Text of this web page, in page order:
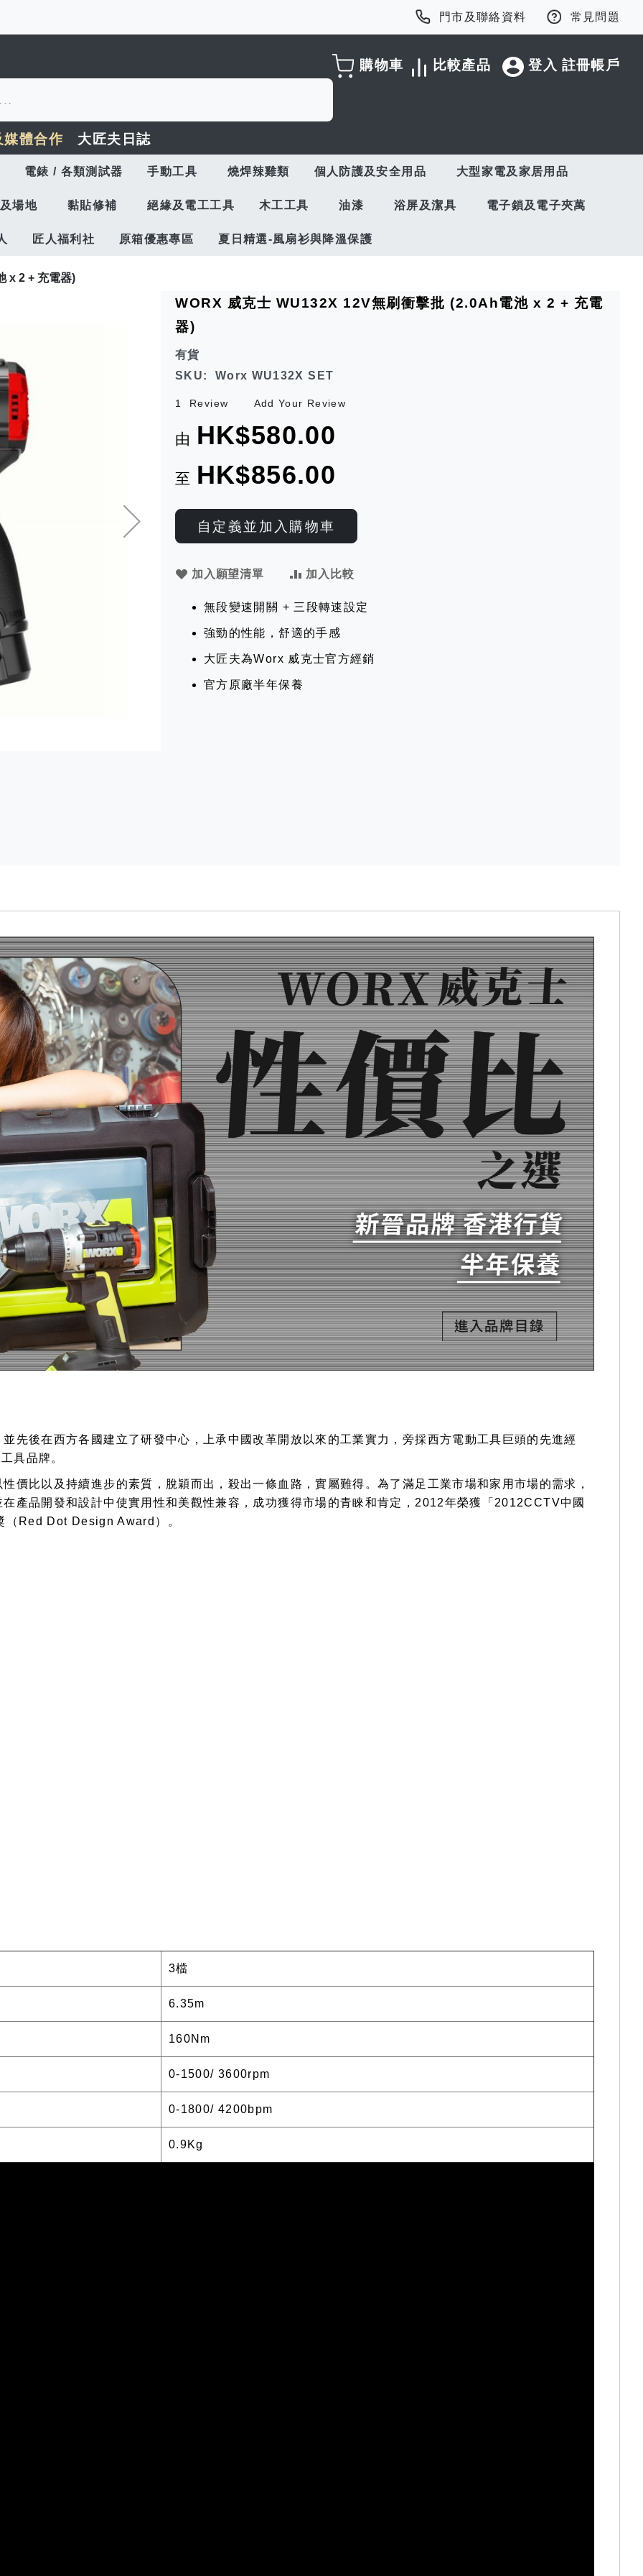
門市及聯絡資料 常見問題
登入 註冊帳戶
比較產品
購物車
體合作 大匠夫日誌
電錶 / 各類測試器 手動工具 燒焊辣雞類 個人防護及安全用品 大型家電及家居用品
場地 黏貼修補 絕緣及電工工具 木工工具 油漆 浴屏及潔具 電子鎖及電子夾萬
匠人福利社 原箱優惠專區 夏日精選-風扇衫與降溫保護
x 2 + 充電器)
WORX 威克士 WU132X 12V無刷衝擊批 (2.0Ah電池 x 2 + 充電
器)
有貨
SKU
Worx WU132X SET
1 Review Add Your Review
由 HK$580.00
至 HK$856.00
自定義並加入購物車
加入願望清單 加入比較
無段變速開關 + 三段轉速設定
強勁的性能，舒適的手感
大匠夫為Worx 威克士官方經銷
官方原廠半年保養
先後在西方各國建立了研發中心，上承中國改革開放以來的工業實力，旁採西方電動工具巨頭的先進經
具品牌。
價比以及持續進步的素質，脫穎而出，殺出一條血路，實屬難得。為了滿足工業市場和家用市場的需求，
產品開發和設計中使實用性和美觀性兼容，成功獲得市場的青睞和肯定，2012年榮獲「2012CCTV中國
（Red Dot Design Award）。
3檔
6.35m
160Nm
0-1500/ 3600rpm
0-1800/ 4200bpm
0.9Kg